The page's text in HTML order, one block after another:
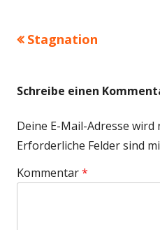
Vorheriger
Stagnation
Schreibe einen
Deine E-Mail-Adresse
Erforderliche Felder sind
Kommentar*